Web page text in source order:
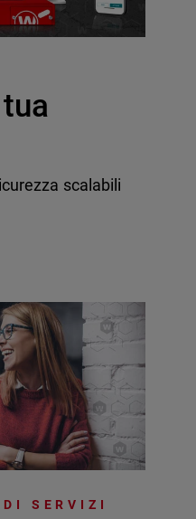
scalabili
SERVIZI